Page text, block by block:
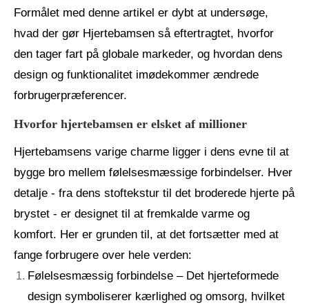
Formålet med denne artikel er dybt at undersøge,
hvad der gør Hjertebamsen så eftertragtet, hvorfor
den tager fart på globale markeder, og hvordan dens
design og funktionalitet imødekommer ændrede
forbrugerpræferencer.
Hvorfor hjertebamsen er elsket af millioner
Hjertebamsens varige charme ligger i dens evne til at
bygge bro mellem følelsesmæssige forbindelser. Hver
detalje - fra dens stoftekstur til det broderede hjerte på
brystet - er designet til at fremkalde varme og
komfort. Her er grunden til, at det fortsætter med at
fange forbrugere over hele verden:
Følelsesmæssig forbindelse – Det hjerteformede
design symboliserer kærlighed og omsorg, hvilket